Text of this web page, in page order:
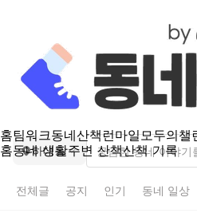
홈팀워크동네산책런마일모두의챌
홈동네 생활주변 산책산책 기록
하대동
전체글 공지 인기 동네 일상